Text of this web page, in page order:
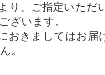
り、ご指定いただ
ざいます。
おきましてはお届
。